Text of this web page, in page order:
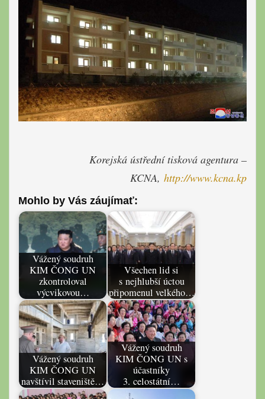
Korejská ústřední tisková agentura –
KCNA, http://www.kcna.kp
Mohlo by Vás záujímať:
Vážený soudruh
KIM ČONG UN
zkontroloval
výcvikovou…
Všechen lid si
s nejhlubší úctou
připomenul velkého…
Vážený soudruh
KIM ČONG UN
navštívil staveniště…
Vážený soudruh
KIM ČONG UN s
účastníky
3. celostátní…